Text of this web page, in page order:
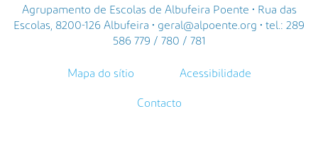
Agrupamento de Escolas de Albufeira Poente • Rua das
Escolas, 8200-126 Albufeira • geral@alpoente.org • tel.: 289
586 779 / 780 / 781
Mapa do sítio Acessibilidade
Contacto